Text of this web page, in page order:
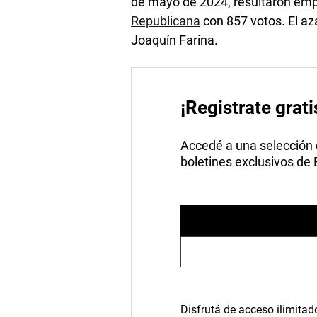
Republicana con 857 votos. El
Joaquín Farina.
¡Registrate
Accedé a una
boletines exclusivos de
Disfrutá de acceso